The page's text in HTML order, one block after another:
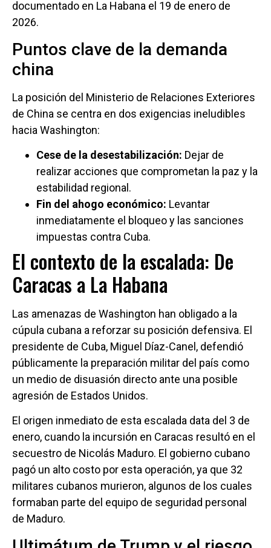
documentado en La Habana el 19 de enero de
2026.
Puntos clave de la demanda
china
La posición del Ministerio de Relaciones Exteriores
de China se centra en dos exigencias ineludibles
hacia Washington:
Cese de la desestabilización: Dejar de
realizar acciones que comprometan la paz y la
estabilidad regional.
Fin del ahogo económico: Levantar
inmediatamente el bloqueo y las sanciones
impuestas contra Cuba.
El contexto de la escalada: De
Caracas a La Habana
Las amenazas de Washington han obligado a la
cúpula cubana a reforzar su posición defensiva. El
presidente de Cuba, Miguel Díaz-Canel, defendió
públicamente la preparación militar del país como
un medio de disuasión directo ante una posible
agresión de Estados Unidos.
El origen inmediato de esta escalada data del 3 de
enero, cuando la incursión en Caracas resultó en el
secuestro de Nicolás Maduro. El gobierno cubano
pagó un alto costo por esta operación, ya que 32
militares cubanos murieron, algunos de los cuales
formaban parte del equipo de seguridad personal
de Maduro.